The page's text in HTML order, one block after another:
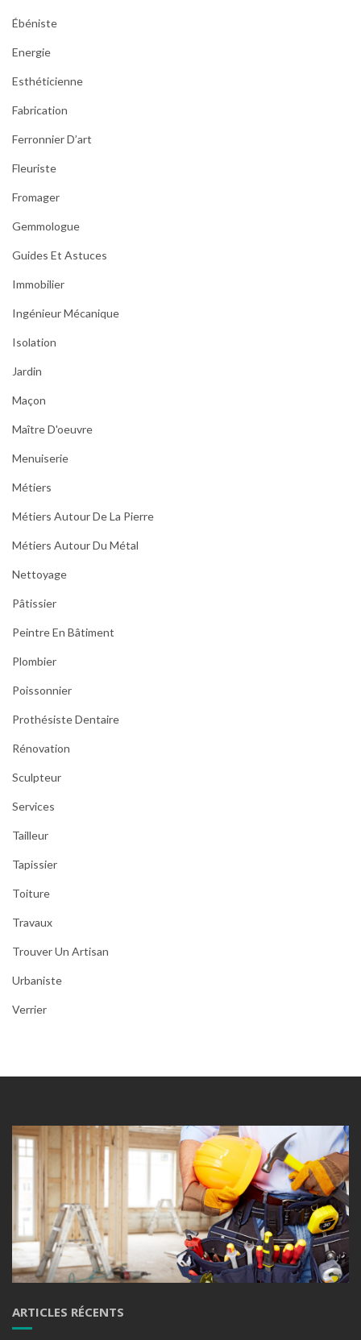
Ébéniste
Energie
Esthéticienne
Fabrication
Ferronnier D’art
Fleuriste
Fromager
Gemmologue
Guides Et Astuces
Immobilier
Ingénieur Mécanique
Isolation
Jardin
Maçon
Maître D'oeuvre
Menuiserie
Métiers
Métiers Autour De La Pierre
Métiers Autour Du Métal
Nettoyage
Pâtissier
Peintre En Bâtiment
Plombier
Poissonnier
Prothésiste Dentaire
Rénovation
Sculpteur
Services
Tailleur
Tapissier
Toiture
Travaux
Trouver Un Artisan
Urbaniste
Verrier
ARTICLES RÉCENTS